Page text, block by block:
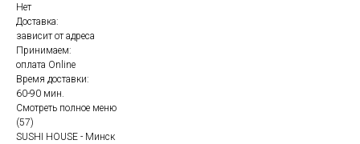
Нет
Доставка:
зависит от адреса
Принимаем:
оплата Online
Время доставки:
60-90 мин.
Смотреть полное меню
(57)
SUSHI HOUSE - Минск